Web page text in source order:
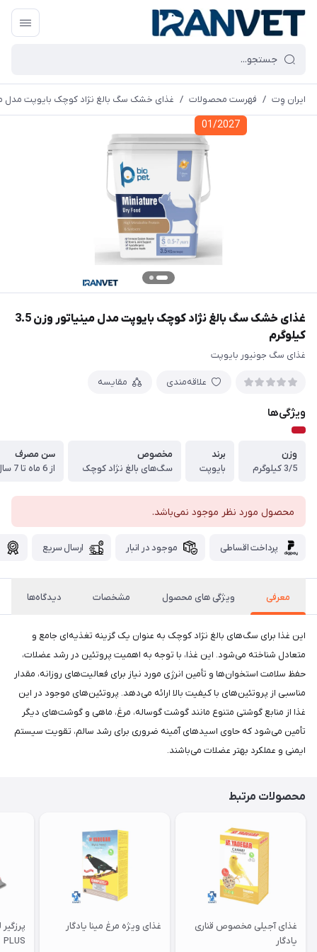
ایران وِت / فهرست محصولات / غذای خشک سگ بالغ نژاد کوچک بایوپت مدل مینیاتور
01/2027
غذای خشک سگ بالغ نژاد کوچک بایوپت مدل مینیاتور وزن 3.5
کیلوگرم
غذای سگ جونیور بایوپت
علاقه‌مندی مقایسه
ویژگی‌ها
وزن
3/5 کیلوگرم
برند
بایوپت
مخصوص
سگ‌های بالغ نژاد کوچک
سن مصرف
از 6 ماه تا 7 سال
محصول مورد نظر موجود نمی‌باشد.
پرداخت اقساطی موجود در انبار ارسال سریع
معرفی ویژگی های محصول مشخصات دیدگاه‌ها
این غذا برای سگ‌های بالغ نژاد کوچک به عنوان یک گزینه تغذیه‌ای جامع و
متعادل شناخته می‌شود. این غذا، با توجه به اهمیت پروتئین در رشد عضلات،
حفظ سلامت استخوان‌ها و تأمین انرژی مورد نیاز برای فعالیت‌های روزانه، مقدار
مناسبی از پروتئین‌های با کیفیت بالا ارائه می‌دهد. پروتئین‌های موجود در این
غذا از منابع گوشتی متنوع مانند گوشت گوساله، مرغ، ماهی و گوشت‌های دیگر
تأمین می‌شود که حاوی اسیدهای آمینه ضروری برای رشد سالم، تقویت سیستم
ایمنی و عملکرد بهتر عضلات می‌باشند.
محصولات مرتبط
غذای آجیلی مخصوص قناری
یادگار
غذای ویژه مرغ مینا یادگار
PLUS